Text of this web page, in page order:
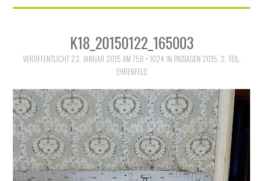
KUNST
SOCIAL WEB
LEBEN
DATENSCHUTZ
K18_20150122_165003
VERÖFFENTLICHT 23. JANUAR 2015 AM 758 × 1024 IN PASSAGEN 2015, 2. TEIL:
EHRENFELD